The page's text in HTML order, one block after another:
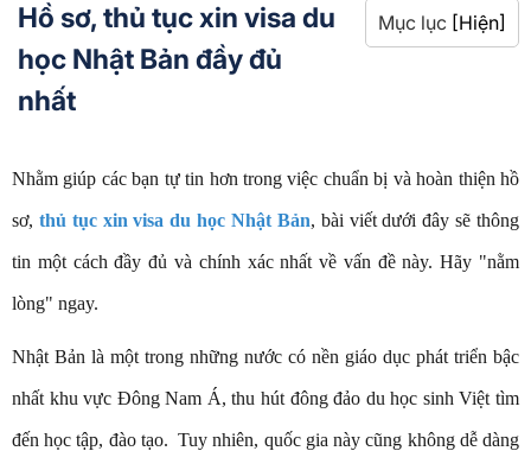
Mục lục [Hiện]
Hồ sơ, thủ tục xin visa du
học Nhật Bản đầy đủ
nhất
Nhằm giúp các bạn tự tin hơn trong việc chuẩn bị và hoàn thiện hồ
sơ, thủ tục xin visa du học Nhật Bản, bài viết dưới đây sẽ thông
tin một cách đầy đủ và chính xác nhất về vấn đề này. Hãy "nằm
lòng" ngay.
Nhật Bản là một trong những nước có nền giáo dục phát triển bậc
nhất khu vực Đông Nam Á, thu hút đông đảo du học sinh Việt tìm
đến học tập, đào tạo. Tuy nhiên, quốc gia này cũng không dễ dàng